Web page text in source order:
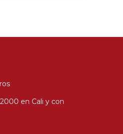
en Cali y con